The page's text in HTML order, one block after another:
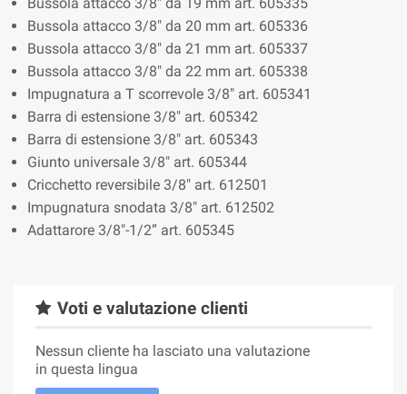
Bussola attacco 3/8" da 20 mm art. 605336
Bussola attacco 3/8" da 21 mm art. 605337
Bussola attacco 3/8" da 22 mm art. 605338
Impugnatura a T scorrevole 3/8" art. 605341
Barra di estensione 3/8" art. 605342
Barra di estensione 3/8" art. 605343
Giunto universale 3/8" art. 605344
Cricchetto reversibile 3/8" art. 612501
Impugnatura snodata 3/8" art. 612502
Adattarore 3/8"-1/2” art. 605345
Voti e valutazione clienti
Nessun cliente ha lasciato una valutazione
in questa lingua